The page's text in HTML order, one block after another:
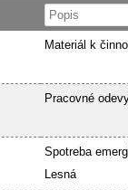
Materiál k
Pracovné
Spotreba
Lesná